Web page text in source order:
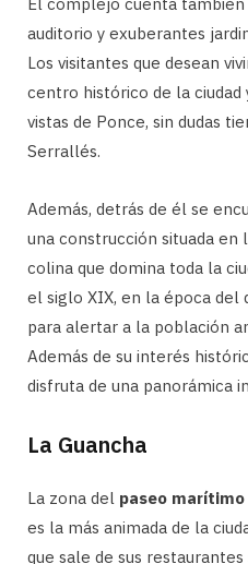
auditorio y exuberantes
Los visitantes que desean
centro histórico de la ciudad
vistas de Ponce, sin dudas
Serrallés.
Además, detrás de él se
una construcción situada en
colina que domina toda la
el siglo XIX, en la época del
para alertar a la población
Además de su interés
disfruta de una panorámica
La Guancha
La zona del paseo marítimo
es la más animada de la
que sale de sus